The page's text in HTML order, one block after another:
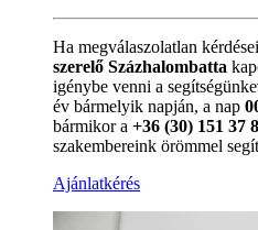
Ha megválaszolatlan
szerelő Százhalombatta
igénybe venni a
év bármelyik napján, a nap
bármikor a +36 (30) 151 37
szakembereink örömmel
Ajánlatkérés